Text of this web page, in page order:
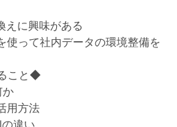
えに興味がある
使って社内データの環境整備を
こと◆
か
用方法
違い